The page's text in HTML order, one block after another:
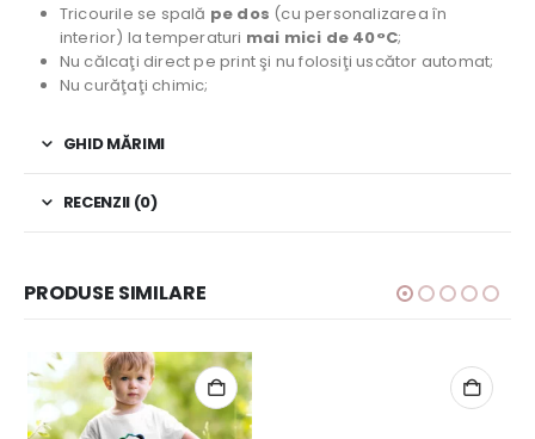
Tricourile se spală pe dos (cu personalizarea în
interior) la temperaturi mai mici de 40°C;
Nu călcaţi direct pe print şi nu folosiţi uscător automat;
Nu curăţaţi chimic;
GHID MĂRIMI
RECENZII (0)
PRODUSE SIMILARE